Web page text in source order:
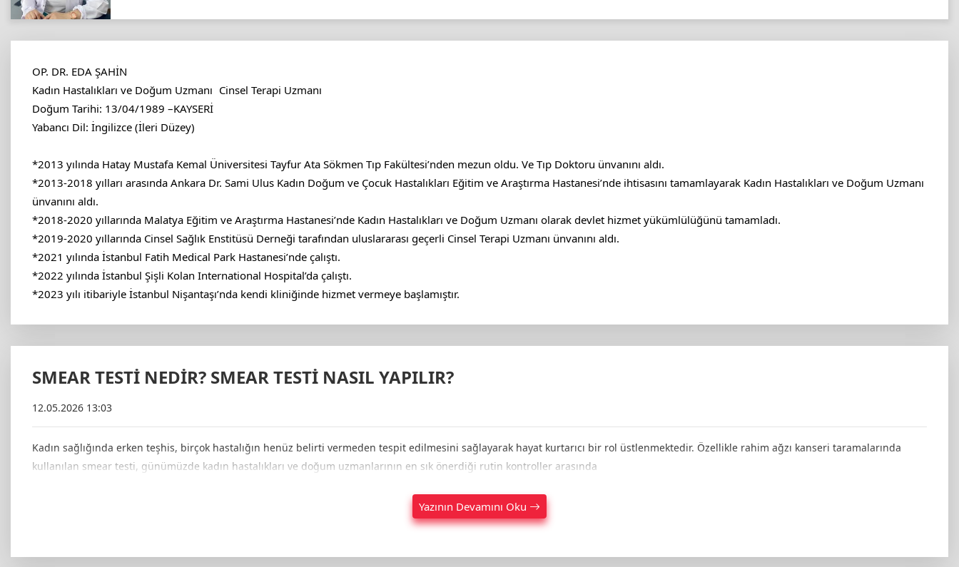
OP. DR. EDA ŞAHİN
Kadın Hastalıkları ve Doğum Uzmanı Cinsel Terapi Uzmanı
Doğum Tarihi: 13/04/1989 –KAYSERİ
Yabancı Dil: İngilizce (İleri Düzey)
*2013 yılında Hatay Mustafa Kemal Üniversitesi Tayfur Ata Sökmen Tıp Fakültesi’nden mezun oldu. Ve Tıp Doktoru ünvanını aldı.
*2013-2018 yılları arasında Ankara Dr. Sami Ulus Kadın Doğum ve Çocuk Hastalıkları Eğitim ve Araştırma Hastanesi’nde ihtisasını tamamlayarak Kadın Hastalıkları ve Doğum Uzmanı
ünvanını aldı.
*2018-2020 yıllarında Malatya Eğitim ve Araştırma Hastanesi’nde Kadın Hastalıkları ve Doğum Uzmanı olarak devlet hizmet yükümlülüğünü tamamladı.
*2019-2020 yıllarında Cinsel Sağlık Enstitüsü Derneği tarafından uluslararası geçerli Cinsel Terapi Uzmanı ünvanını aldı.
*2021 yılında İstanbul Fatih Medical Park Hastanesi’nde çalıştı.
*2022 yılında İstanbul Şişli Kolan International Hospital’da çalıştı.
*2023 yılı itibariyle İstanbul Nişantaşı’nda kendi kliniğinde hizmet vermeye başlamıştır.
SMEAR TESTİ NEDİR? SMEAR TESTİ NASIL YAPILIR?
12.05.2026 13:03
Kadın sağlığında erken teşhis, birçok hastalığın henüz belirti vermeden tespit edilmesini sağlayarak hayat kurtarıcı bir rol üstlenmektedir. Özellikle rahim ağzı kanseri taramalarında
kullanılan smear testi, günümüzde kadın hastalıkları ve doğum uzmanlarının en sık önerdiği rutin kontroller arasında
Yazının Devamını Oku